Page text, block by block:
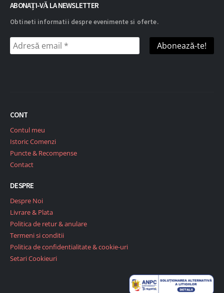
ABONAȚI-VĂ LA NEWSLETTER
Obtineti informatii despre evenimente si oferte.
CONT
Contul meu
Istoric Comenzi
Puncte & Recompense
Contact
DESPRE
Despre Noi
Livrare & Plata
Politica de retur & anulare
Termeni si conditii
Politica de confidentialitate & cookie-uri
Setari Cookieuri